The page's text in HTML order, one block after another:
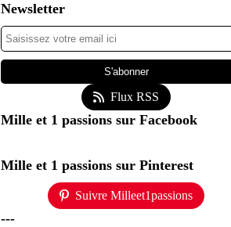
Newsletter
Flux RSS
Mille et 1 passions sur Facebook
Mille et 1 passions sur Pinterest
Suivre Milleet1passions
---